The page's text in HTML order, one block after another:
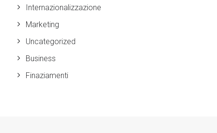
Internazionalizzazione
Marketing
Uncategorized
Business
Finaziamenti